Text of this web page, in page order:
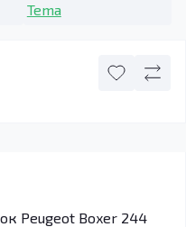
Tema
Peugeot Boxer 244